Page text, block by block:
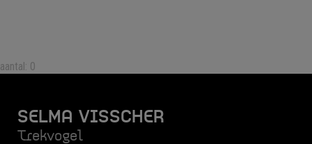
aantal: 0
SELMA VISSCHER
Trekvogel